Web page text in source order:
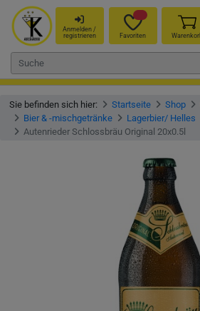
Anmelden /
registrieren
Favoriten
Sie befinden sich hier: Startseite Shop
Bier & -mischgetränke
Lagerbier/ Helles
Autenrieder Schlossbräu Original 20x0.5l